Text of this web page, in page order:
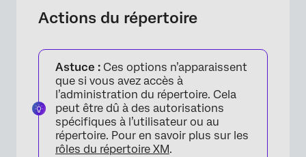
Actions du répertoire
Astuce : Ces options n’apparaissent
que si vous avez accès à
l’administration du répertoire. Cela
peut être dû à des autorisations
spécifiques à l’utilisateur ou au
répertoire. Pour en savoir plus sur les
rôles du répertoire XM.